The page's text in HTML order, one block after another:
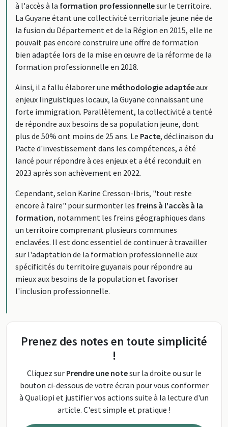
à l'accès à la formation professionnellesur le territoire.
La Guyane étant une collectivité territoriale jeune née de
la fusion du Département et de la Région en 2015, elle ne
pouvait pas encore construire une offre de formation
bien adaptée lors de la mise en œuvre de la réforme de la
formation professionnelle en 2018.
Ainsi, il a fallu élaborer une méthodologie adaptéeaux
enjeux linguistiques locaux, la Guyane connaissant une
forte immigration. Parallèlement, la collectivité a tenté
de répondre aux besoins de sa population jeune, dont
plus de 50% ont moins de 25 ans. Le Pacte, déclinaison du
Pacte d'investissement dans les compétences, a été
lancé pour répondre à ces enjeux et a été reconduit en
2023 après son achèvement en 2022.
Cependant, selon Karine Cresson-Ibris, "tout reste
encore à faire" pour surmonter les freins à l'accès à la
formation, notamment les freins géographiques dans
un territoire comprenant plusieurs communes
enclavées. Il est donc essentiel de continuer à travailler
sur l'adaptation de la formation professionnelle aux
spécificités du territoire guyanais pour répondre au
mieux aux besoins de la population et favoriser
l'inclusion professionnelle.
Prenez des notes en toute simplicité
!
Cliquez sur Prendre une notesur la droite ou sur le
bouton ci-dessous de votre écran pour vous conformer
à Qualiopi et justifier vos actions suite à la lecture d'un
article. C'est simple et pratique !